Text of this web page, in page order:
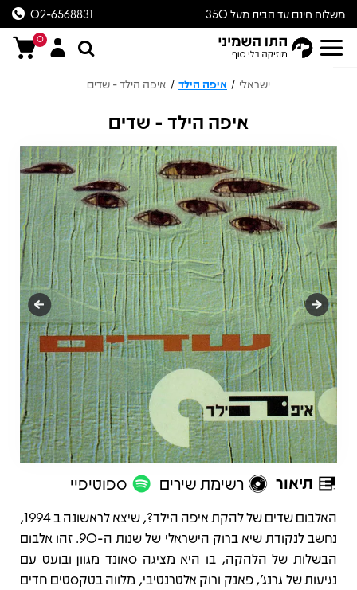
משלוח חינם עד הבית מעל 350
ש״ח
02-6568831
0
ישראלי / איפה הילד / איפה הילד - שדים
איפה הילד - שדים
תיאור רשימת שירים ספוטיפיי
תיאור
האלבום שדים של להקת איפה הילד?, שיצא לראשונה ב 1994,
נחשב לנקודת שיא ברוק הישראלי של שנות ה-90. זהו אלבום
הבשלות של הלהקה, בו היא מציגה סאונד מגוון ובועט עם
נגיעות של גרנג', פאנק ורוק אלטרנטיבי, מלווה בטקסטים חדים